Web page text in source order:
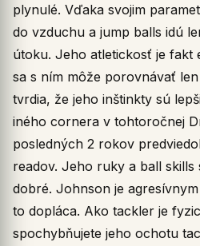
plynulé. Vďaka svojim
do vzduchu a jump balls idú
útoku. Jeho atletickosť je fakt
sa s ním môže porovnávať
tvrdia, že jeho inštinkty sú
iného cornera v tohtoročnej
posledných 2 rokov
readov. Jeho ruky a ball
dobré. Johnson je
to dopláca. Ako tackler je
spochybňujete jeho ochotu